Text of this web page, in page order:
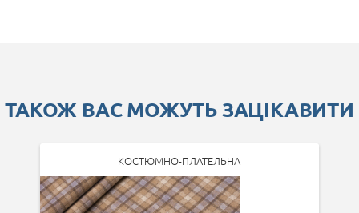
ТАКОЖ ВАС МОЖУТЬ ЗАЦІКАВИТИ
КОСТЮМНО-ПЛАТЕЛЬНА